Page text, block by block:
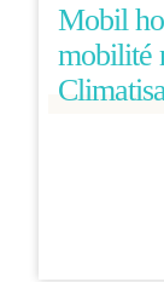
Mobil
mobilité